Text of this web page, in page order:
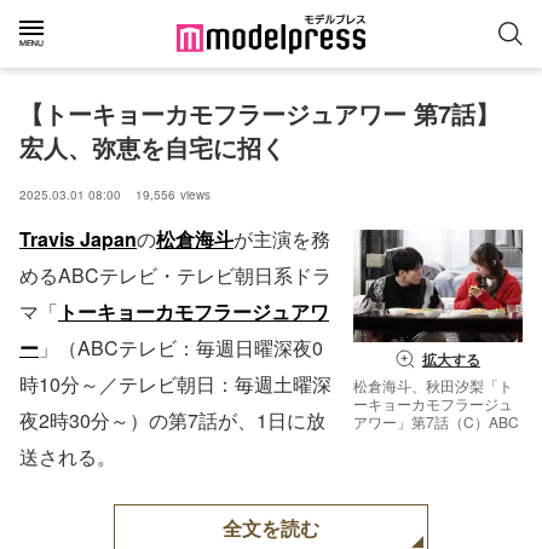
【トーキョーカモフラージュアワー 第7話】
宏人、弥恵を自宅に招く
2025.03.01 08:00 19,556 views
拡大する
松倉海斗、秋田汐梨「ト
ーキョーカモフラージュ
アワー」第7話（C）ABC
Travis Japanの松倉海斗が主演を務
めるABCテレビ・テレビ朝日系ドラ
マ「 トーキョーカモフラージュアワ
ー 」（ABCテレビ：毎週日曜深夜0
時10分～／テレビ朝日：毎週土曜深
夜2時30分～）の第7話が、1日に放
送される。
全文を読む